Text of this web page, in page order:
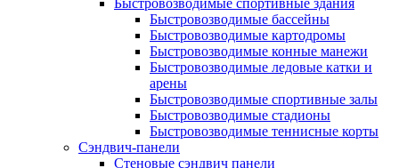
Быстровозводимые спортивные здания
Быстровозводимые бассейны
Быстровозводимые картодромы
Быстровозводимые конные манежи
Быстровозводимые ледовые катки и
арены
Быстровозводимые спортивные залы
Быстровозводимые стадионы
Быстровозводимые теннисные корты
Сэндвич-панели
Стеновые сэндвич панели